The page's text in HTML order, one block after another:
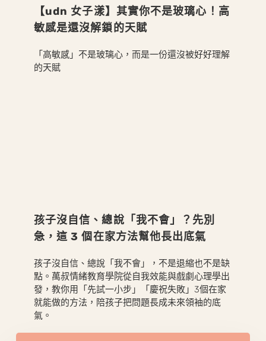
【udn 女子漾】其實你不是玻璃心！高
敏感是還沒解鎖的天賦
「高敏感」不是玻璃心，而是一份還沒被好好理解
的天賦
孩子沒自信、總說「我不會」？先別
急，這 3 個在家方法幫他長出底氣
孩子沒自信、總說「我不會」，不是退縮也不是缺
點。萬叔情緒教育學院從自我效能與戲劇心理學出
發，教你用「先試一小步」「慶祝失敗」3個在家
就能做的方法，陪孩子把問題長成未來領袖的底
氣。